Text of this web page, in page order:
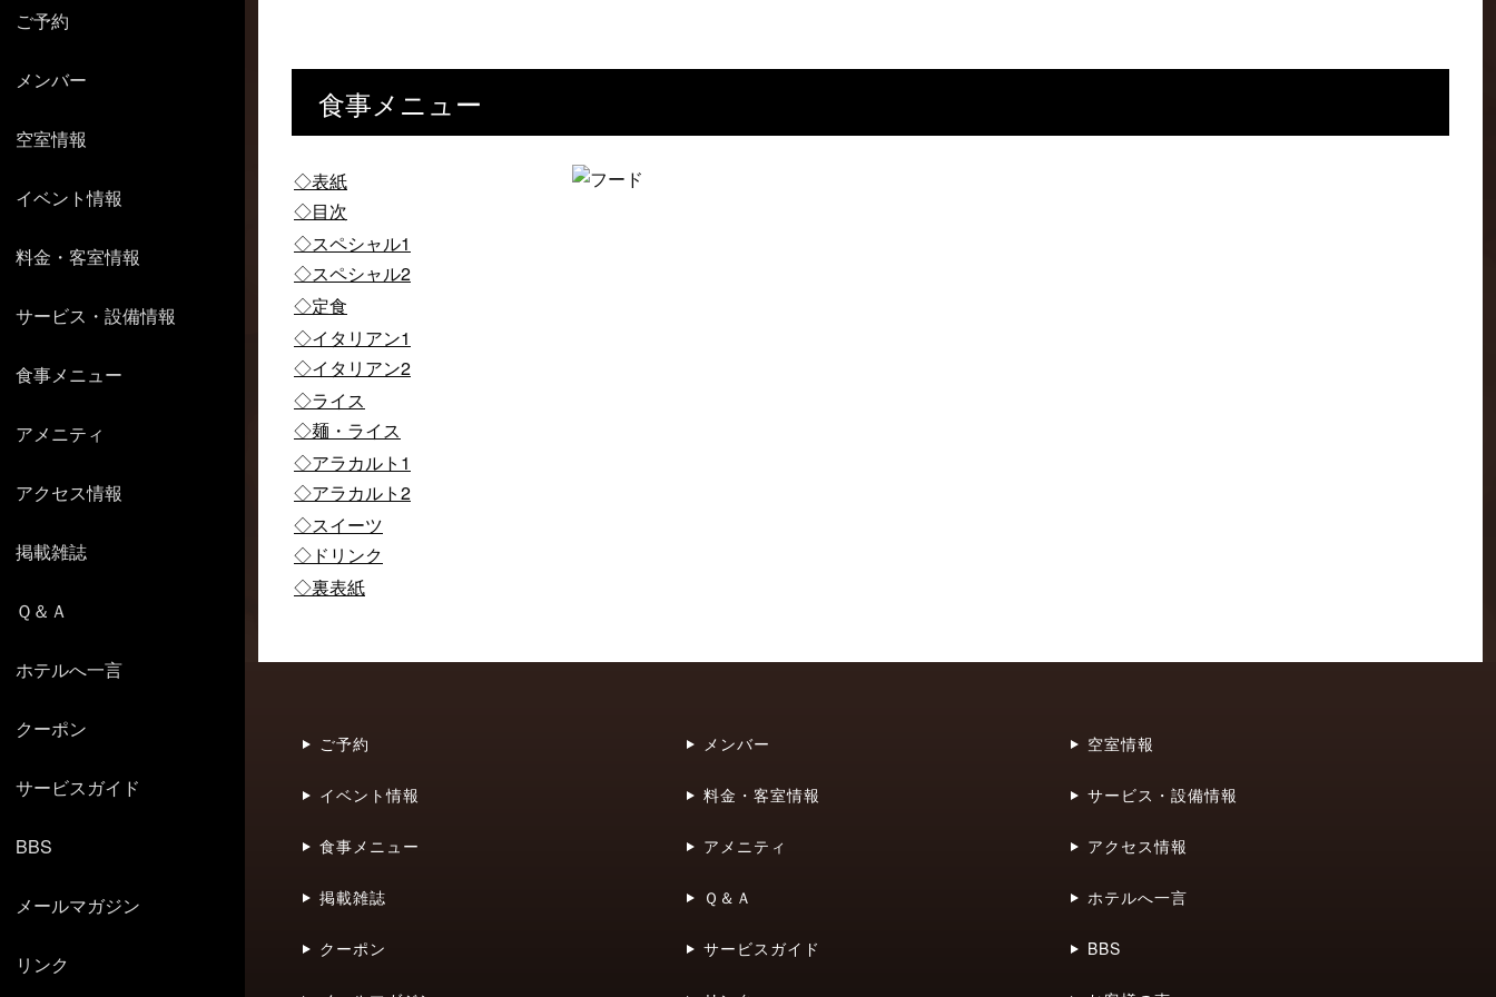
ご予約
メンバー
空室情報
イベント情報
料金・客室情報
サービス・設備情報
食事メニュー
アメニティ
アクセス情報
掲載雑誌
Ｑ＆Ａ
ホテルへ一言
クーポン
サービスガイド
BBS
メールマガジン
リンク
食事メニュー
◇表紙
◇目次
◇スペシャル1
◇スペシャル2
◇定食
◇イタリアン1
◇イタリアン2
◇ライス
◇麺・ライス
◇アラカルト1
◇アラカルト2
◇スイーツ
◇ドリンク
◇裏表紙
ご予約 メンバー 空室情報
イベント情報 料金・客室情報 サービス・設備情報
食事メニュー アメニティ アクセス情報
掲載雑誌 Ｑ＆Ａ ホテルへ一言
クーポン サービスガイド BBS